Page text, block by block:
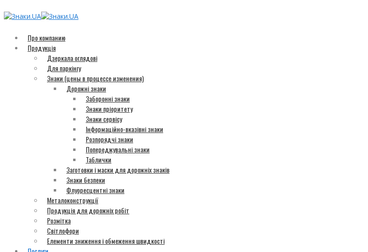
Про компанию
Продукція
Дзеркала оглядові
Для паркінгу
Знаки (цены в процессе изменения)
Дорожні знаки
Заборонні знаки
Знаки пріоритету
Знаки сервісу
Інформаційно-вказівні знаки
Розпорядчі знаки
Попереджувальні знаки
Таблички
Заготовки і маски для дорожніх знаків
Знаки безпеки
Флуоресцентні знаки
Металоконструкції
Продукція для дорожніх робіт
Розмітка
Світлофори
Елементи зниження і обмеження швидкості